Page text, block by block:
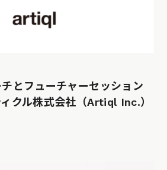
チとフューチャーセッション
クル株式会社（Artiql Inc.）